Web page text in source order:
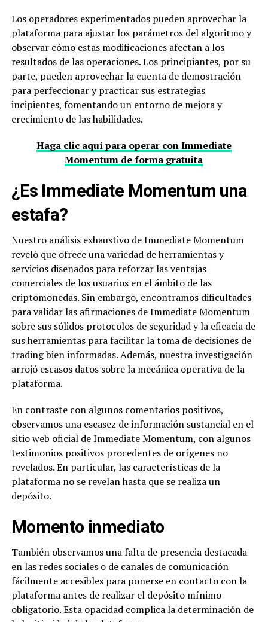
Los operadores experimentados pueden aprovechar la
plataforma para ajustar los parámetros del algoritmo y
observar cómo estas modificaciones afectan a los
resultados de las operaciones. Los principiantes, por su
parte, pueden aprovechar la cuenta de demostración
para perfeccionar y practicar sus estrategias
incipientes, fomentando un entorno de mejora y
crecimiento de las habilidades.
Haga clic aquí para operar con Immediate
Momentum de forma gratuita
¿Es Immediate Momentum una
estafa?
Nuestro análisis exhaustivo de Immediate Momentum
reveló que ofrece una variedad de herramientas y
servicios diseñados para reforzar las ventajas
comerciales de los usuarios en el ámbito de las
criptomonedas. Sin embargo, encontramos dificultades
para validar las afirmaciones de Immediate Momentum
sobre sus sólidos protocolos de seguridad y la eficacia de
sus herramientas para facilitar la toma de decisiones de
trading bien informadas. Además, nuestra investigación
arrojó escasos datos sobre la mecánica operativa de la
plataforma.
En contraste con algunos comentarios positivos,
observamos una escasez de información sustancial en el
sitio web oficial de Immediate Momentum, con algunos
testimonios positivos procedentes de orígenes no
revelados. En particular, las características de la
plataforma no se revelan hasta que se realiza un
depósito.
Momento inmediato
También observamos una falta de presencia destacada
en las redes sociales o de canales de comunicación
fácilmente accesibles para ponerse en contacto con la
plataforma antes de realizar el depósito mínimo
obligatorio. Esta opacidad complica la determinación de